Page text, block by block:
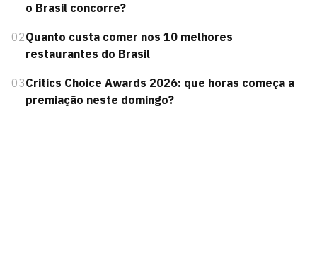
o Brasil concorre?
02Quanto custa comer nos 10 melhores
restaurantes do Brasil
03Critics Choice Awards 2026: que horas começa a
premiação neste domingo?